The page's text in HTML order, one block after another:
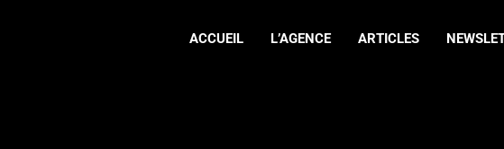
ACCUEIL L’AGENCE ARTICLES